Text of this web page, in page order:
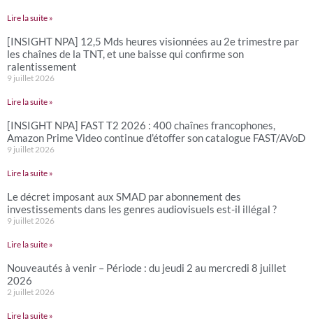
Lire la suite »
[INSIGHT NPA] 12,5 Mds heures visionnées au 2e trimestre par
les chaînes de la TNT, et une baisse qui confirme son
ralentissement
9 juillet 2026
Lire la suite »
[INSIGHT NPA] FAST T2 2026 : 400 chaînes francophones,
Amazon Prime Video continue d’étoffer son catalogue FAST/AVoD
9 juillet 2026
Lire la suite »
Le décret imposant aux SMAD par abonnement des
investissements dans les genres audiovisuels est-il illégal ?
9 juillet 2026
Lire la suite »
Nouveautés à venir – Période : du jeudi 2 au mercredi 8 juillet
2026
2 juillet 2026
Lire la suite »